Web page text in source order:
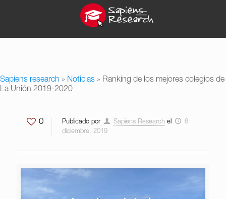
Sapiens research » Noticias » Ranking de los mejores colegios de
La Unión 2019-2020
0 Publicado por Sapiens Research el
6
diciembre, 2019